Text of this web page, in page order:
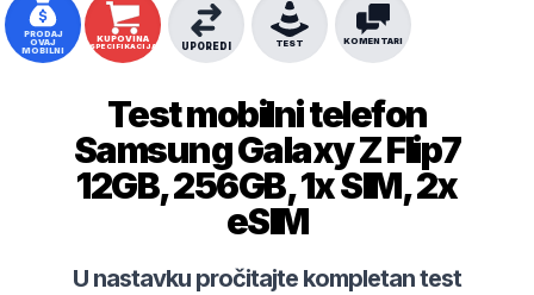
PRODAJ
OVAJ
MOBILNI
KUPOVINA
SPECIFIKACIJA TEST KOMENTARI
UPOREDI
Test mobilni telefon
SamsungGalaxy Z Flip7
12GB, 256GB, 1x SIM, 2x
eSIM
U nastavku pročitajte kompletan test